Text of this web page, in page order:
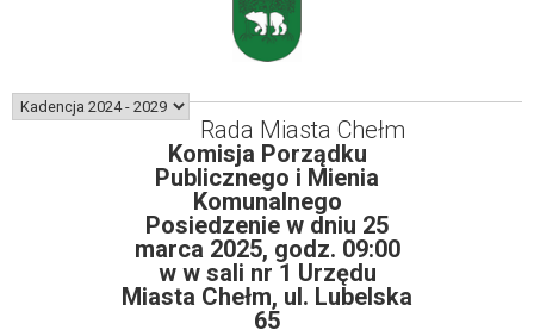
Rada Miasta Chełm
Komisja Porządku
Publicznego i Mienia
Komunalnego
Posiedzenie w dniu 25
marca 2025, godz. 09:00
w w sali nr 1 Urzędu
Miasta Chełm, ul. Lubelska
65